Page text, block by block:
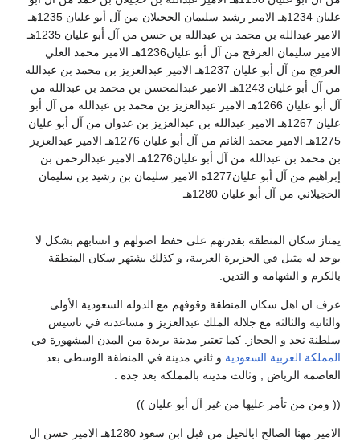
عليان 1234هـ الامير رشيد سليمان الحجيلان من آل أبو عليان 1235هـ
الامير عبدالله بن محمد بن عبدالله بن حسن من آل أبو عليان 1235هـ
الامير سليمان العرفج من آل أبو عليان1236هـ الامير محمد العلي
العرفج من آل أبو عليان 1237هـ الامير عبدالعزيز بن محمد بن عبدالله
من آل أبو عليان 1243هـ الامير عبدالمحسن بن محمد بن عبدالله من
آل أبو عليان 1266هـ الامير عبدالعزيز بن محمد بن عبدالله من آل أبو
عليان 1267هـ الامير عبدالله بن عبدالعزيز بن عدوان من آل أبو عليان
1275هـ الامير محمد الغانم من آل أبو عليان 1276هـ الامير عبدالعزيز
بن محمد بن عبدالله من آل أبو عليان1276هـ الامير عبدالرحمن بن
إبراهيم من آل أبو عليان1277ه الامير سليمان بن رشيد بن سليمان
الحجيلاني من آل أبو عليان 1280هـ
يمتاز سكان المنطقة بقدرتهم على حفظ اصولهم و انسابهم بشكل لا
يوجد له مثيل في الجزيرة العربية، و كذلك يشتهر سكان المنطقة
بالكرم و الشهامه و التدين.
عرف ان اهل سكان المنطقة وقوفهم مع الدوله السعودية الأولى
والثانية والثالثه مع جلالة الملك عبدالعزيز و مساعدته في تاسيس
سلطنة نجد و الحجاز. كما تعتبر مدينة بريدة من المدن المشهورة في
المملكة العربية السعودية و ثاني مدينة في المنطقة الوسطى بعد
العاصمة الرياض , وثالث مدينة بالمملكة بعد جدة .
(( ومن من تأمر عليها من غير آل أبو عليان ))
الامير مهنا الصالح ابالخيل من قبل ابن سعود 1280هـ الامير حسن ال